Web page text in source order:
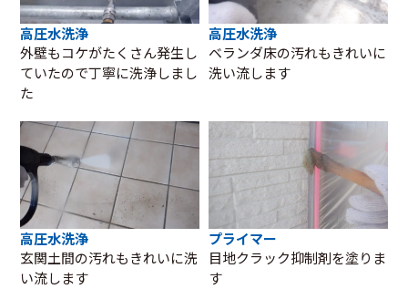
高圧水洗浄
外壁もコケがたくさん発生し
ていたので丁寧に洗浄しまし
た
高圧水洗浄
ベランダ床の汚れもきれいに
洗い流します
高圧水洗浄
玄関土間の汚れもきれいに洗
い流します
プライマー
目地クラック抑制剤を塗りま
す